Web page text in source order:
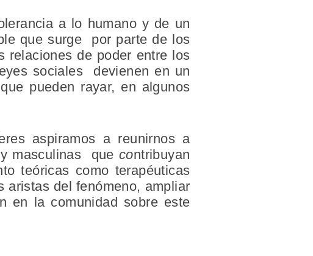
a lo humano y de un
que surge por parte de los
relaciones de poder entre los
sociales devienen en un
pueden rayar, en algunos
aspiramos a reunirnos a
masculinas que contribuyan
teóricas como terapéuticas
aristas del fenómeno, ampliar
en la comunidad sobre este